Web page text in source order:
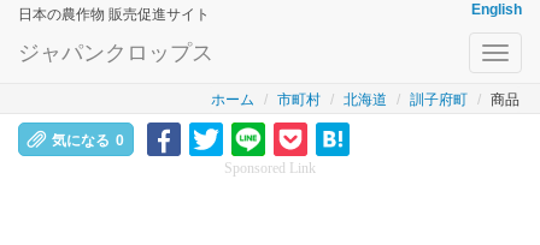
日本の農作物 販売促進サイト English
ジャパンクロップス
ホーム 市町村 北海道 訓子府町 商品
気になる 0
Sponsored Link